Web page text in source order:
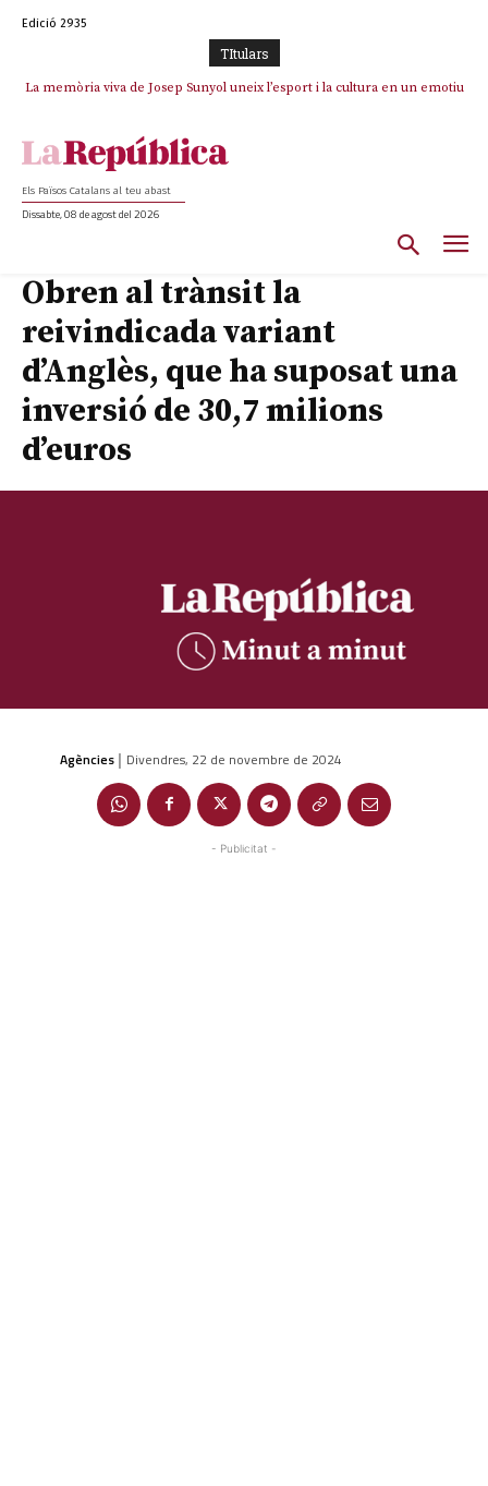
Edició 2935
TItulars
La memòria viva de Josep Sunyol uneix l’esport i la cultura en un emotiu
Els Països Catalans al teu abast
Dissabte, 08 de agost del 2026
Obren al trànsit la
reivindicada variant
d’Anglès, que ha suposat una
inversió de 30,7 milions
d’euros
Agències | Divendres, 22 de novembre de 2024
- Publicitat -